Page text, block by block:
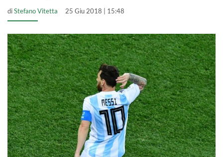
diStefano Vitetta 25 Giu 2018 | 15:48